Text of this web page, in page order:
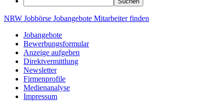
Zum
springen
NRW Jobbörse Jobangebote Mitarbeiterfinden
Jobangebote
Bewerbungsformular
Anzeige aufgeben
Direktvermittlung
Newsletter
Firmenprofile
Medienanalyse
Impressum